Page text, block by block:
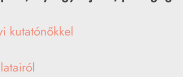
kutatónőkkel